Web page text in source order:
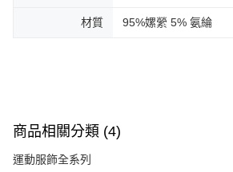
材質 95%嫘縈 5% 氨綸
商品相關分類 (4)
運動服飾全系列